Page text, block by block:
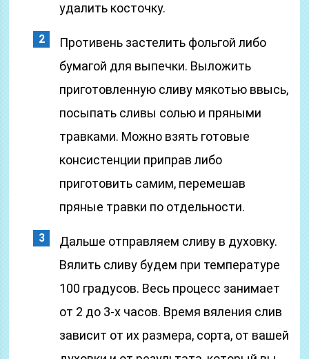
удалить косточку.
Противень застелить фольгой либо
бумагой для выпечки. Выложить
приготовленную сливу мякотью ввысь,
посыпать сливы солью и пряными
травками. Можно взять готовые
консистенции приправ либо
приготовить самим, перемешав
пряные травки по отдельности.
Дальше отправляем сливу в духовку.
Вялить сливу будем при температуре
100 градусов. Весь процесс занимает
от 2 до 3-х часов. Время вяления слив
зависит от их размера, сорта, от вашей